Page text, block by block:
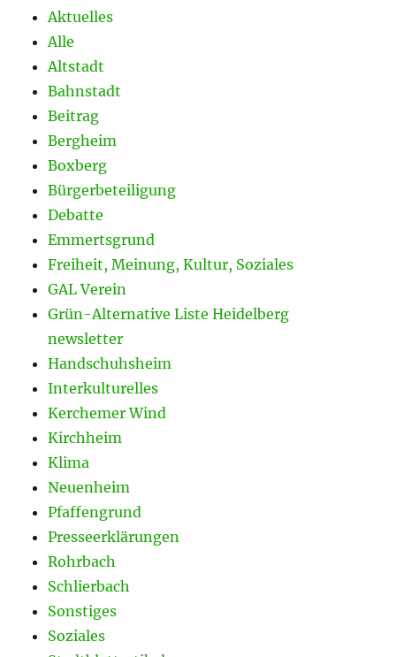
Aktuelles
Alle
Altstadt
Bahnstadt
Beitrag
Bergheim
Boxberg
Bürgerbeteiligung
Debatte
Emmertsgrund
Freiheit, Meinung, Kultur, Soziales
GAL Verein
Grün-Alternative Liste Heidelberg
newsletter
Handschuhsheim
Interkulturelles
Kerchemer Wind
Kirchheim
Klima
Neuenheim
Pfaffengrund
Presseerklärungen
Rohrbach
Schlierbach
Sonstiges
Soziales